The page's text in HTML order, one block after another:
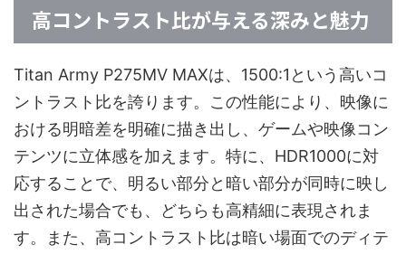
高コントラスト比が与える深みと魅力
Titan Army P275MV MAXは、1500:1という高いコ
ントラスト比を誇ります。この性能により、映像に
おける明暗差を明確に描き出し、ゲームや映像コン
テンツに立体感を加えます。特に、HDR1000に対
応することで、明るい部分と暗い部分が同時に映し
出された場合でも、どちらも高精細に表現されま
す。また、高コントラスト比は暗い場面でのディテ